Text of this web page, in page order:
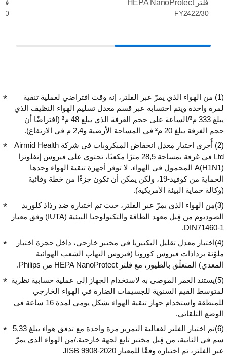
فلتر HEPA NanoProtect
FY2422/30
(1) من الهواء الذي يمرّ عبر الفلتر، إنه وقت افتراضي لعملية تنقية
لمرة واحدة ويتم احتسابه عبر قسم معدل تسليم الهواء النظيف الذي
يبلغ 333 م³/الساعة على حجم الغرفة الذي يبلغ 48 م³ (افتراضًا أن
حجم الغرفة يبلغ 20 م² في المساحة الأرضية و2,4 م في الارتفاع).
(2) أُجري اختبار معدل انخفاض الميكروبات في شركة Airmid Health
Ltd في غرفة بمساحة 28,5 مترًا مكعبًا، تحتوي على فيروس إنفلونزا
A(H1N1) المحمول في الهواء. لا توفر أجهزة تنقية الهواء وحدها
الحماية من كوفيد-19، ولكن يمكن أن تكون جزءًا من خطة وقائية
(وكالة حماية البيئة الأمريكية).
(3)من الهواء الذي يمرّ عبر الفلتر، حيث تم اختباره ضد رذاذ كلوريد
الصوديوم من قِبل معهد الطاقة والتكنولوجيا البيئية (IUTA) وفق معيار
DIN71460-1.
(4)اختبار معدل تقليل البكتيريا في مختبر خارجي، داخل حجرة اختبار
ملوّثة برذاذات فيروس كورونا (فيروس التهاب الشعب الهوائية
المعدي) المتعلّق بالطيور، مع فلتر HEPA NanoProtect من Philips.
(5)يستند العمر الموصى به لاستخدام الجهاز إلى عملية حسابية نظرية
لمتوسط القيم السنوية للجسيمات الضارة في الهواء الخارجي
للمنطقة واستخدام جهاز تنقية الهواء بشكل يومي لمدة 16 ساعة في
الوضع التلقائي.
(6)تم اختبار الفلتر لفعالية التمرير مرة واحدة مع تدفق هواء يبلغ 5,33
سم في الثانية، من قِبل مختبر تابع لجهة خارجية./من الهواء الذي يمرّ
عبر الفلتر، تم اختباره وفقًا للمعيار JISB 9908-2020